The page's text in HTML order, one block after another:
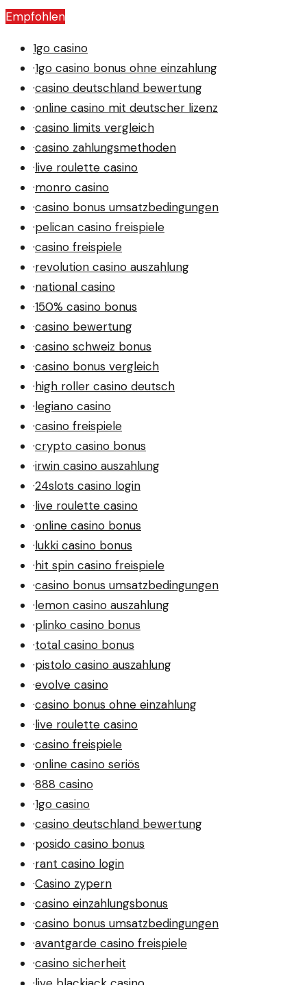
versprechen.
Empfohlen
1go casino
·1go casino bonus ohne einzahlung
·casino deutschland bewertung
·online casino mit deutscher lizenz
·casino limits vergleich
·casino zahlungsmethoden
·live roulette casino
·monro casino
·casino bonus umsatzbedingungen
·pelican casino freispiele
·casino freispiele
·revolution casino auszahlung
·national casino
·150% casino bonus
·casino bewertung
·casino schweiz bonus
·casino bonus vergleich
·high roller casino deutsch
·legiano casino
·casino freispiele
·crypto casino bonus
·irwin casino auszahlung
·24slots casino login
·live roulette casino
·online casino bonus
·lukki casino bonus
·hit spin casino freispiele
·casino bonus umsatzbedingungen
·lemon casino auszahlung
·plinko casino bonus
·total casino bonus
·pistolo casino auszahlung
·evolve casino
·casino bonus ohne einzahlung
·live roulette casino
·casino freispiele
·online casino seriös
·888 casino
·1go casino
·casino deutschland bewertung
·posido casino bonus
·rant casino login
·Casino zypern
·casino einzahlungsbonus
·casino bonus umsatzbedingungen
·avantgarde casino freispiele
·casino sicherheit